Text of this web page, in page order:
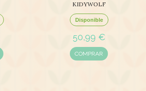
KIDYWOLF
Disponible
50,99 €
COMPRAR